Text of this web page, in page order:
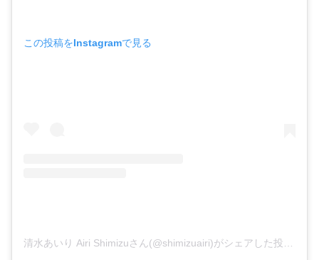
この投稿をInstagramで見る